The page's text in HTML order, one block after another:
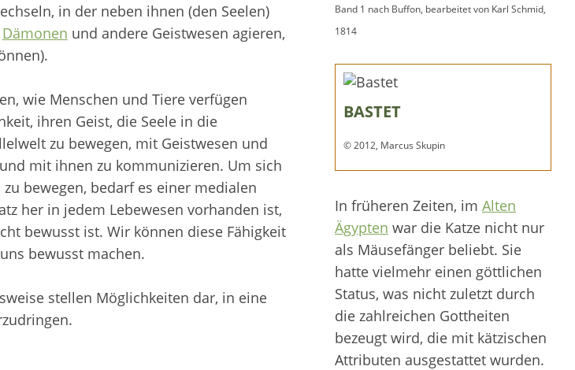
in der neben ihnen (den Seelen)
Dämonen und andere Geistwesen agieren,
wie Menschen und Tiere verfügen
ihren Geist, die Seele in die
zu bewegen, mit Geistwesen und
mit ihnen zu kommunizieren. Um sich
bewegen, bedarf es einer medialen
her in jedem Lebewesen vorhanden ist,
bewusst ist. Wir können diese Fähigkeit
bewusst machen.
stellen Möglichkeiten dar, in eine
Band 1 nach Buffon, bearbeitet von Karl Schmid,
1814
BASTET
© 2012, Marcus Skupin
In früheren Zeiten, im Alten
Ägypten war die Katze nicht nur
als Mäusefänger beliebt. Sie
hatte vielmehr einen göttlichen
Status, was nicht zuletzt durch
die zahlreichen Gottheiten
bezeugt wird, die mit kätzischen
Attributen ausgestattet wurden.